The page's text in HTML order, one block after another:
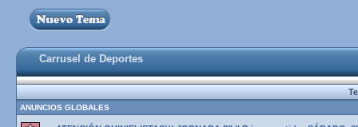
Carrusel de Deportes
ANUNCIOS GLOBALES